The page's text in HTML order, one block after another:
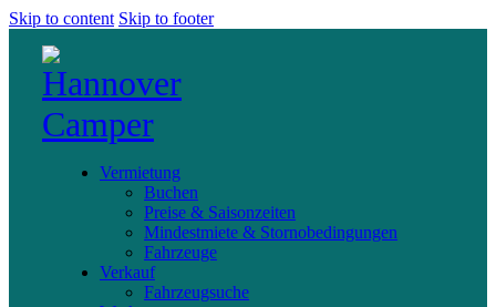
Skip to content Skip to footer
Vermietung
Buchen
Preise & Saisonzeiten
Mindestmiete & Stornobedingungen
Fahrzeuge
Verkauf
Fahrzeugsuche